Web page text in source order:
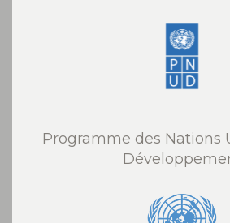
Programme des Nations